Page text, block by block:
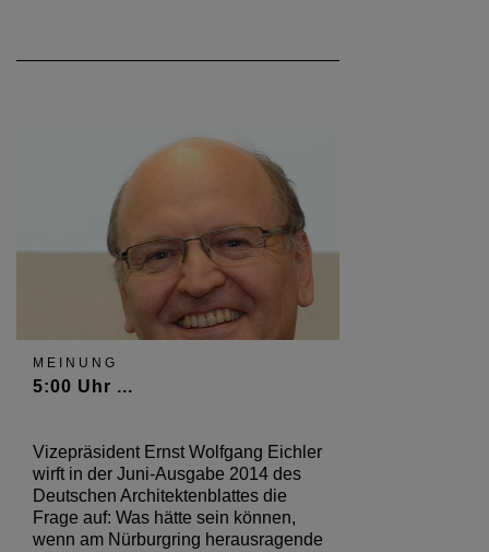
MEINUNG
5:00 Uhr ...
Vizepräsident Ernst Wolfgang Eichler
wirft in der Juni-Ausgabe 2014 des
Deutschen Architektenblattes die
Frage auf: Was hätte sein können,
wenn am Nürburgring herausragende